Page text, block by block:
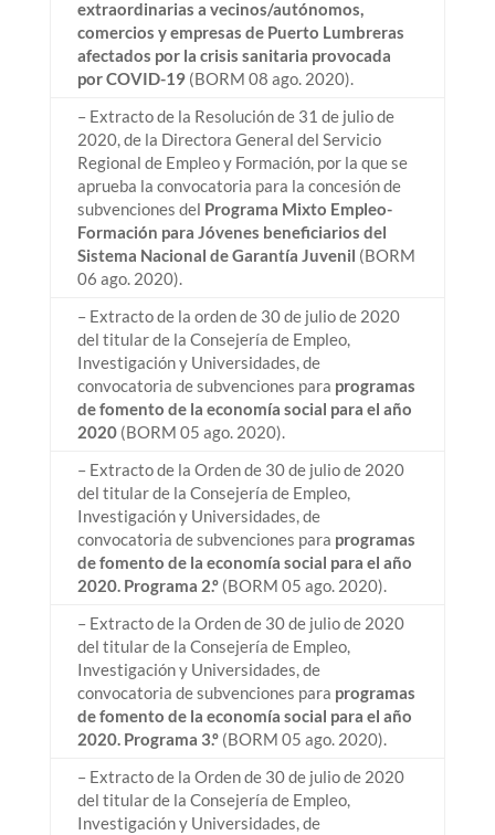
extraordinarias a vecinos/autónomos,
comercios y empresas de Puerto Lumbreras
afectados por la crisis sanitaria provocada
por COVID-19(BORM 08 ago. 2020).
– Extracto de la Resolución de 31 de julio de
2020, de la Directora General del Servicio
Regional de Empleo y Formación, por la que se
aprueba la convocatoria para la concesión de
subvenciones del Programa Mixto Empleo-
Formación para Jóvenes beneficiarios del
Sistema Nacional de Garantía Juvenil (BORM
06 ago. 2020).
– Extracto de la orden de 30 de julio de 2020
del titular de la Consejería de Empleo,
Investigación y Universidades, de
convocatoria de subvenciones para programas
de fomento de la economía social para el año
2020(BORM 05 ago. 2020).
– Extracto de la Orden de 30 de julio de 2020
del titular de la Consejería de Empleo,
Investigación y Universidades, de
convocatoria de subvenciones para programas
de fomento de la economía social para el año
2020. Programa 2.º(BORM 05 ago. 2020).
– Extracto de la Orden de 30 de julio de 2020
del titular de la Consejería de Empleo,
Investigación y Universidades, de
convocatoria de subvenciones para programas
de fomento de la economía social para el año
2020. Programa 3.º (BORM 05 ago. 2020).
– Extracto de la Orden de 30 de julio de 2020
del titular de la Consejería de Empleo,
Investigación y Universidades, de